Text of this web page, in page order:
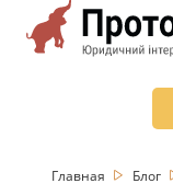
Главная Блог